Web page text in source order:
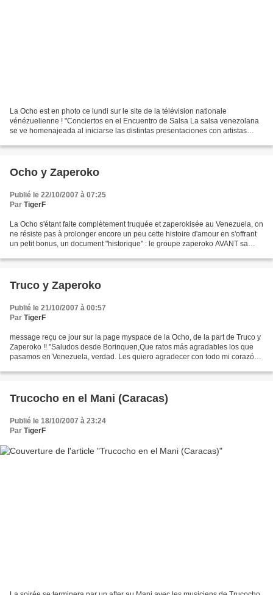
La Ocho est en photo ce lundi sur le site de la télévision nationale
vénézuelienne ! "Conciertos en el Encuentro de Salsa La salsa venezolana
se ve homenajeada al iniciarse las distintas presentaciones con artistas
Ocho y Zaperoko
Publié le 22/10/2007 à 07:25
Par TigerF
La Ocho s'étant faite complètement truquée et zaperokisée au Venezuela, on
ne résiste pas à prolonger encore un peu cette histoire d'amour en s'offrant
un petit bonus, un document "historique" : le groupe zaperoko AVANT sa
Truco y Zaperoko
Publié le 21/10/2007 à 00:57
Par TigerF
message reçu ce jour sur la page myspace de la Ocho, de la part de Truco y
Zaperoko !! "Saludos desde Borinquen,Que ratos más agradables los que
pasamos en Venezuela, verdad. Les quiero agradecer con todo mi corazón
Trucocho en el Mani (Caracas)
Publié le 18/10/2007 à 23:24
Par TigerF